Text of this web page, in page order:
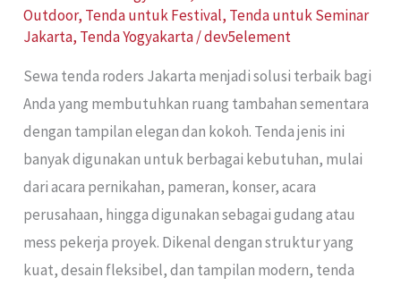
Outdoor, Tenda untuk Festival, Tenda untuk Seminar
Jakarta, Tenda Yogyakarta/dev5element
Sewa tenda roders Jakarta menjadi solusi terbaik bagi
Anda yang membutuhkan ruang tambahan sementara
dengan tampilan elegan dan kokoh. Tenda jenis ini
banyak digunakan untuk berbagai kebutuhan, mulai
dari acara pernikahan, pameran, konser, acara
perusahaan, hingga digunakan sebagai gudang atau
mess pekerja proyek. Dikenal dengan struktur yang
kuat, desain fleksibel, dan tampilan modern, tenda